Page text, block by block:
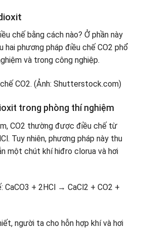
chế bằng cách nào? Ở phần này
hai phương pháp điều chế CO2 phổ
và trong công nghiệp.
trong phòng thí nghiệm
CO2 thường được điều chế từ
Tuy nhiên, phương pháp này thu
một chút khí hiđro clorua và hơi
CaCO3 + 2HCl → CaCl2 + CO2 +
người ta cho hỗn hợp khí và hơi